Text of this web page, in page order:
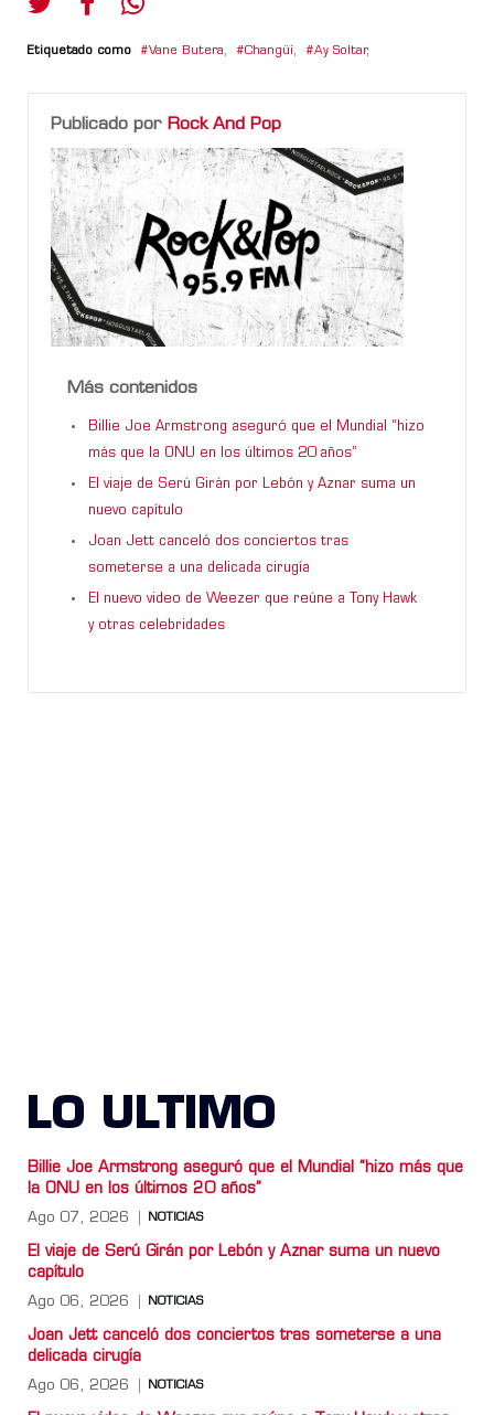
Etiquetado como Vane Butera, Changüí, Ay Soltar,
Publicado por Rock And Pop
Más contenidos
Billie Joe Armstrong aseguró que el Mundial “hizo
más que la ONU en los últimos 20 años”
El viaje de Serú Girán por Lebón y Aznar suma un
nuevo capítulo
Joan Jett canceló dos conciertos tras
someterse a una delicada cirugía
El nuevo video de Weezer que reúne a Tony Hawk
y otras celebridades
LO ULTIMO
Billie Joe Armstrong aseguró que el Mundial “hizo más que
la ONU en los últimos 20 años”
Ago 07, 2026 NOTICIAS
El viaje de Serú Girán por Lebón y Aznar suma un nuevo
capítulo
Ago 06, 2026 NOTICIAS
Joan Jett canceló dos conciertos tras someterse a una
delicada cirugía
Ago 06, 2026 NOTICIAS